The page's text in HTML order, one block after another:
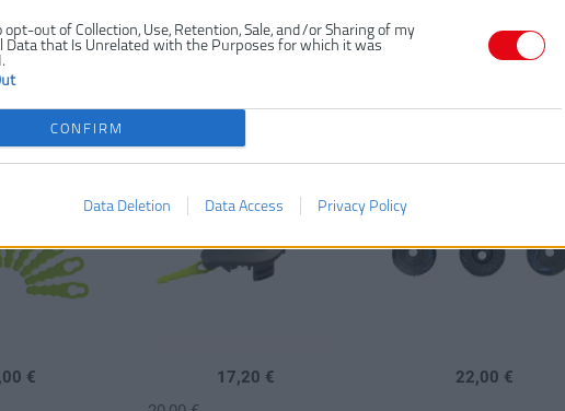
opt-out of Collection, Use, Retention, Sale, and/or Sharing of my
Data that Is Unrelated with the Purposes for which it was
CONFIRM
Data Deletion Data Access Privacy Policy
10KS
RAC155
€
RYOBI RAC155 10KS
SADA HD KOTÚČOV A
-14%
17,20 €
RYOBI RAC125 CIEVKY
DO 18V ONE+™ AKU
S 1.6MM STRUNOU (3
22,00 €